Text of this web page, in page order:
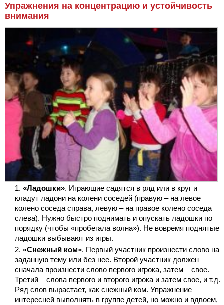
Упражнения на концентрацию и устойчивость
внимания
«Ладошки». Играющие садятся в ряд или в круг и
кладут ладони на колени соседей (правую – на левое
колено соседа справа, левую – на правое колено соседа
слева). Нужно быстро поднимать и опускать ладошки по
порядку (чтобы «пробегала волна»). Не вовремя поднятые
ладошки выбывают из игры.
«Снежный ком». Первый участник произнести слово на
заданную тему или без нее. Второй участник должен
сначала произнести слово первого игрока, затем – свое.
Третий – слова первого и второго игрока и затем свое, и т.д.
Ряд слов вырастает, как снежный ком. Упражнение
интересней выполнять в группе детей, но можно и вдвоем,